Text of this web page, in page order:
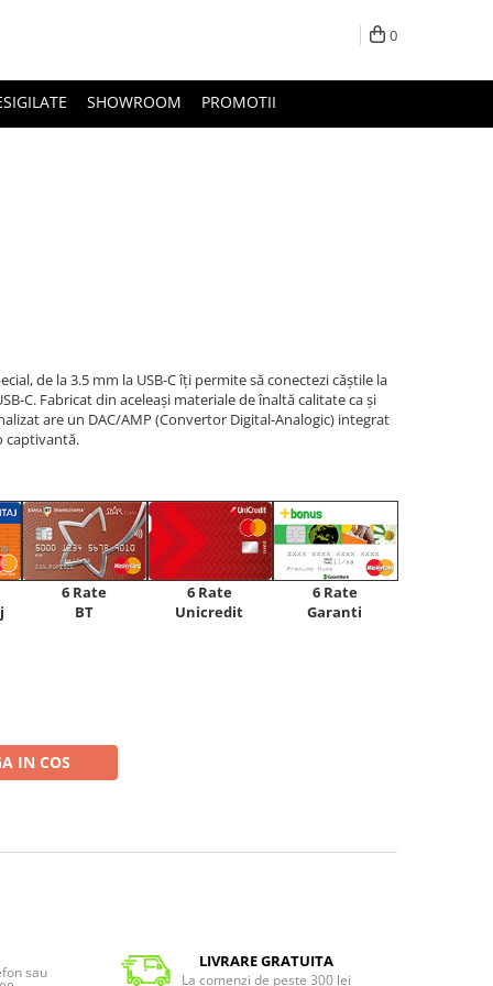
0
SHOWROOM PROMOTII
de la 3.5 mm la USB-C îți permite să conectezi căștile la
C. Fabricat din aceleași materiale de înaltă calitate ca și
are un DAC/AMP (Convertor Digital-Analogic) integrat
captivantă.
6 Rate
BT
6 Rate
Unicredit
6 Rate
Garanti
IN COS
sau
LIVRARE GRATUITA
La comenzi de peste 300 lei